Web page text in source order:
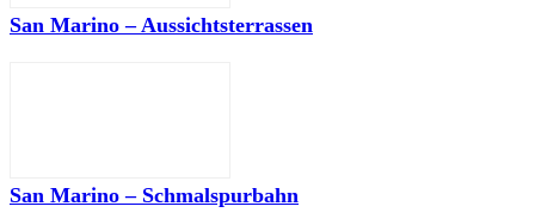
San Marino – Aussichtsterrassen
San Marino – Schmalspurbahn